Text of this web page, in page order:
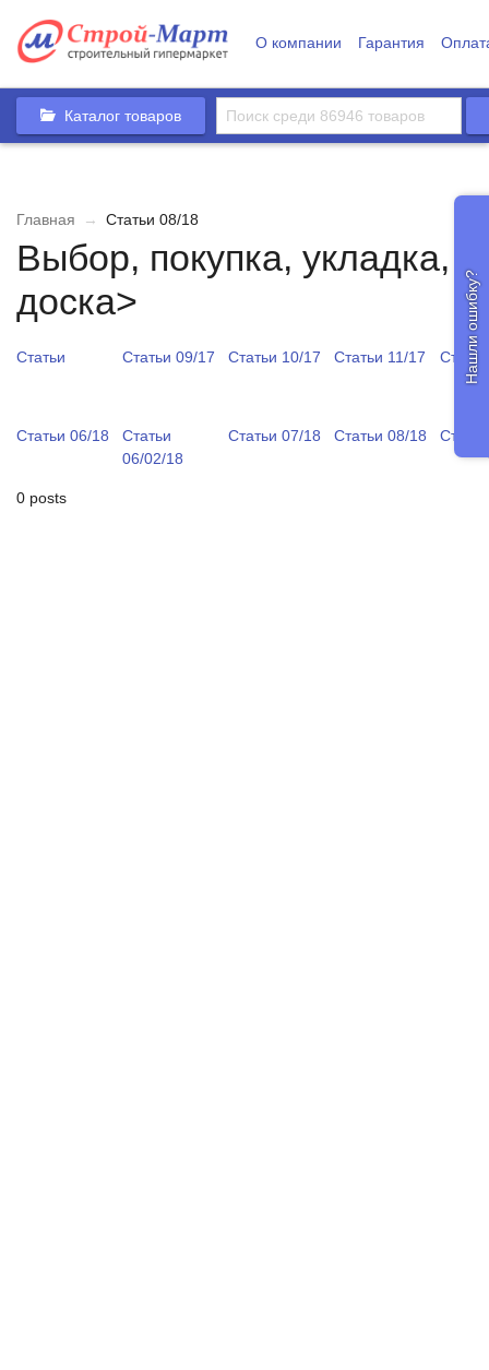
О компании Гарантия
Каталог товаров
Главная → Статьи 08/18
Выбор, покупка, укладка,
доска>
Статьи Статьи 09/17 Статьи 10/17 Статьи 11/17
Статьи 06/18
Статьи
06/02/18
Статьи 07/18 Статьи 08/18
0 posts
Нашли ошибку?